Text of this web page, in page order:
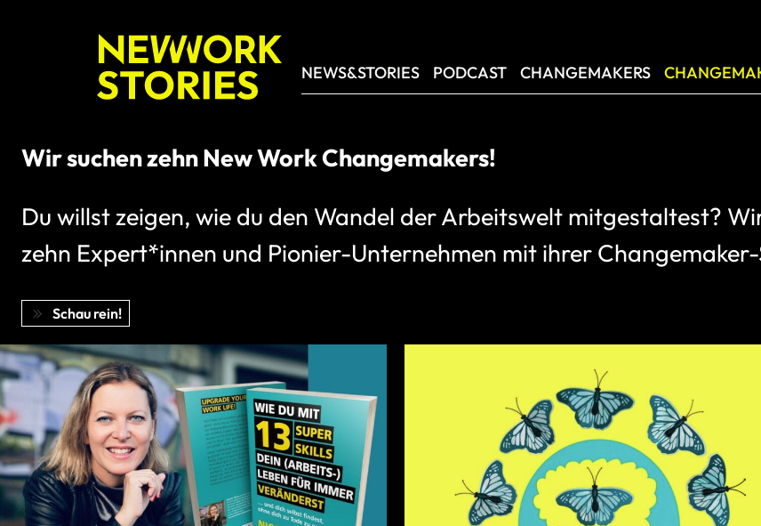
NEWS&STORIES PODCAST CHANGEMAKERS
13 Super Skills, die dein Arbeitsleben und Leadership für immer
Mein neues Buch nimmt die mit auf die Reise der inneren und
und erfüllendes (Arbeits-)Leben.
Schau rein!